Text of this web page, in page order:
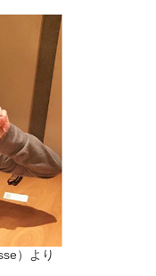
）より